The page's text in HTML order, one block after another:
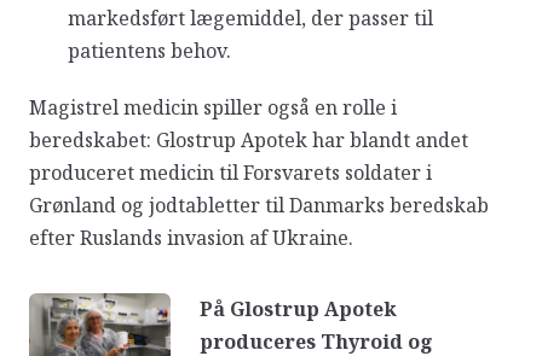
markedsført lægemiddel, der passer til
patientens behov.
Magistrel medicin spiller også en rolle i
beredskabet: Glostrup Apotek har blandt andet
produceret medicin til Forsvarets soldater i
Grønland og jodtabletter til Danmarks beredskab
efter Ruslands invasion af Ukraine.
På Glostrup Apotek
produceres Thyroid og